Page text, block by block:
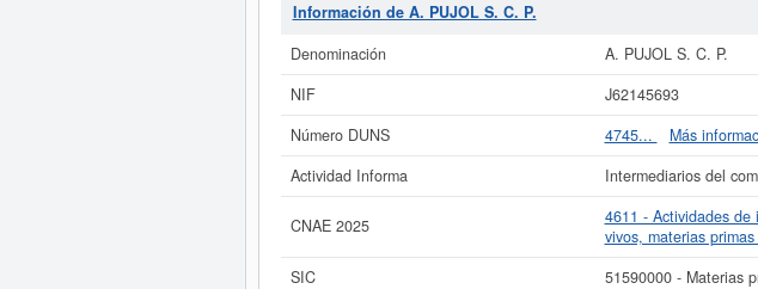
Si está interesado en conocer más datos de la empresa A. PUJOL
P. y consultar los resultados de sus años de
La última actualización del
Información de A. PUJOL S. C. P.
Denominación
A. PUJOL S. C. P.
NIF
J62145693
Número DUNS
4745...
Más
Actividad Informa
Intermediarios del
CNAE 2025
4611 - Actividades de
vivos, materias
SIC
51590000 - Materias